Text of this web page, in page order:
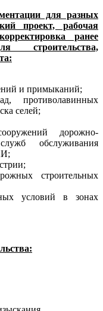
для разных
проект, рабочая
ранее
строительства,
и примыканий;
противолавинных
селей;
дорожно-
обслуживания
строительных
условий в зонах